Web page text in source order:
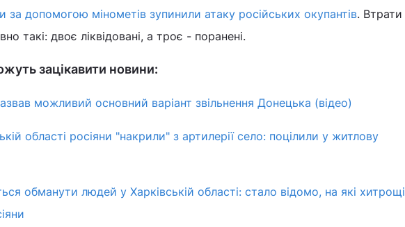
за допомогою мінометів зупинили атаку російських окупантів. Втрати
такі: двоє ліквідовані, а троє - поранені.
зацікавити новини:
можливий основний варіант звільнення Донецька (відео)
області росіяни "накрили" з артилерії село: поцілили у житлову
обманути людей у Харківській області: стало відомо, на які хитрощі